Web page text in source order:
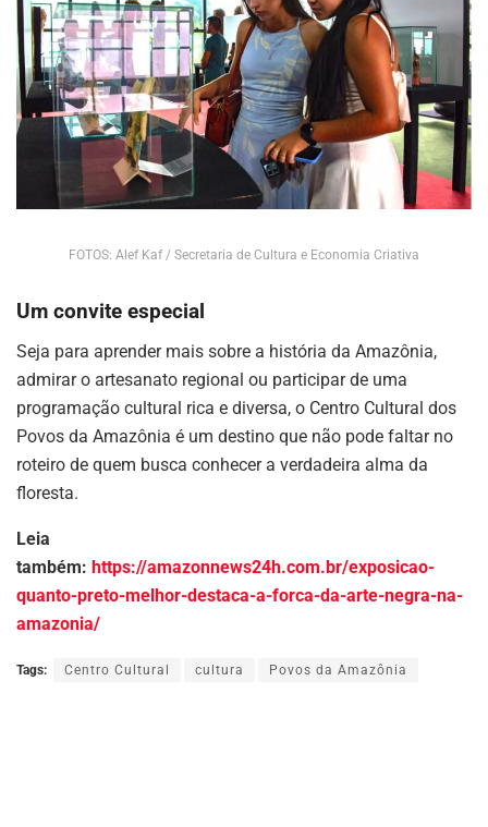
FOTOS: Alef Kaf / Secretaria de Cultura e Economia Criativa
Um convite especial
Seja para aprender mais sobre a história da Amazônia,
admirar o artesanato regional ou participar de uma
programação cultural rica e diversa, o Centro Cultural dos
Povos da Amazônia é um destino que não pode faltar no
roteiro de quem busca conhecer a verdadeira alma da
floresta.
Leia
também: https://amazonnews24h.com.br/exposicao-
quanto-preto-melhor-destaca-a-forca-da-arte-negra-na-
amazonia/
Tags: Centro Cultural cultura Povos da Amazônia